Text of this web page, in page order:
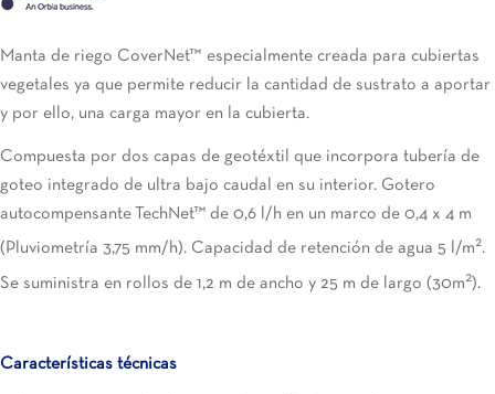
Manta de riego CoverNet™ especialmente creada para cubiertas
vegetales ya que permite reducir la cantidad de sustrato a aportar
y por ello, una carga mayor en la cubierta.
Compuesta por dos capas de geotéxtil que incorpora tubería de
goteo integrado de ultra bajo caudal en su interior. Gotero
autocompensante TechNet™ de 0,6 l/h en un marco de 0,4 x 4 m
(Pluviometría 3,75 mm/h). Capacidad de retención de agua 5 l/m2.
Se suministra en rollos de 1,2 m de ancho y 25 m de largo (30m2).
Características técnicas